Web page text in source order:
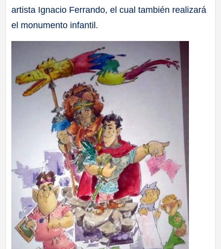
artista Ignacio Ferrando, el cual también realizará
el monumento infantil.